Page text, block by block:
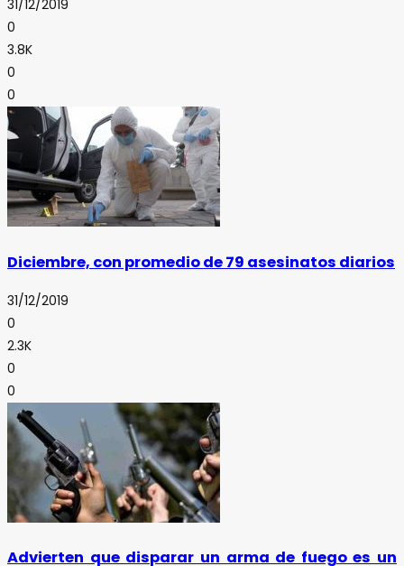
31/12/2019
0
3.8K
0
0
Diciembre, con promedio de 79 asesinatos diarios
31/12/2019
0
2.3K
0
0
Advierten que disparar un arma de fuego es un